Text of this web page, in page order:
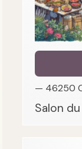
— 46250
Salon